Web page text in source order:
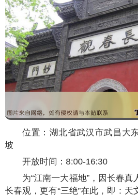
位置：湖北省武汉市武昌大
坡
开放时间：8:00-16:30
为“江南一大福地”，因长春真
长春观，更有“三绝”在此，即：天